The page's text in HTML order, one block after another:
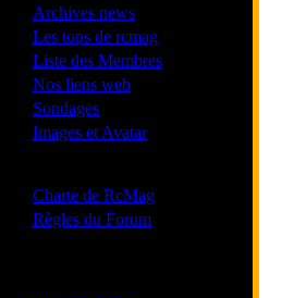
Archives news
Les tops de rcmag
Liste des Membres
Nos liens web
Sondages
Images et Avatar
Charte de RcMag
Règles du Forum